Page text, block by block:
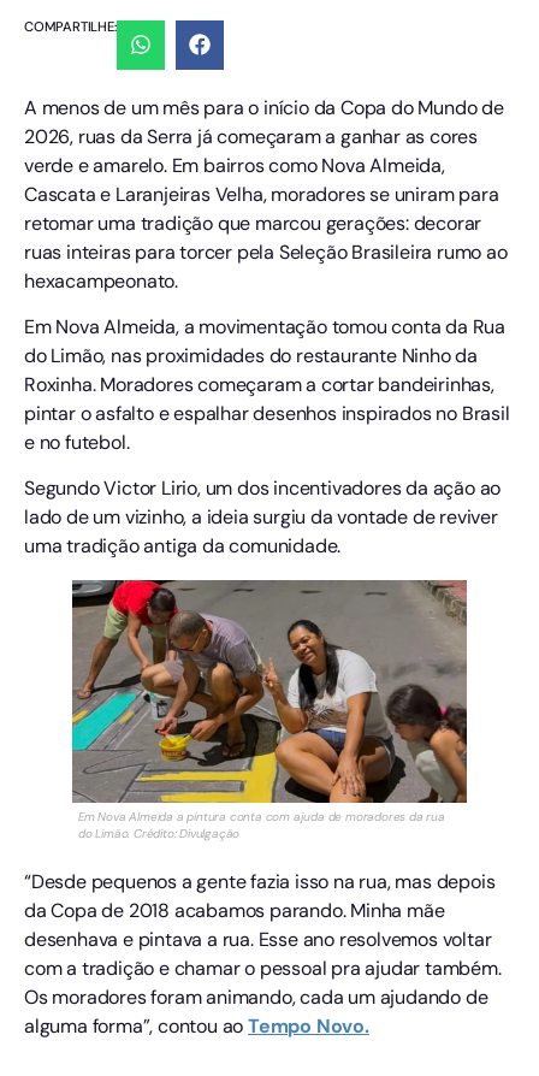
COMPARTILHE:
A menos de um mês para o início da Copa do Mundo de
2026, ruas da Serra já começaram a ganhar as cores
verde e amarelo. Em bairros como Nova Almeida,
Cascata e Laranjeiras Velha, moradores se uniram para
retomar uma tradição que marcou gerações: decorar
ruas inteiras para torcer pela Seleção Brasileira rumo ao
hexacampeonato.
Em Nova Almeida, a movimentação tomou conta da Rua
do Limão, nas proximidades do restaurante Ninho da
Roxinha. Moradores começaram a cortar bandeirinhas,
pintar o asfalto e espalhar desenhos inspirados no Brasil
e no futebol.
Segundo Victor Lirio, um dos incentivadores da ação ao
lado de um vizinho, a ideia surgiu da vontade de reviver
uma tradição antiga da comunidade.
Em Nova Almeida a pintura conta com ajuda de moradores da rua
do Limão. Crédito: Divulgação
“Desde pequenos a gente fazia isso na rua, mas depois
da Copa de 2018 acabamos parando. Minha mãe
desenhava e pintava a rua. Esse ano resolvemos voltar
com a tradição e chamar o pessoal pra ajudar também.
Os moradores foram animando, cada um ajudando de
alguma forma”, contou aoTempo Novo.